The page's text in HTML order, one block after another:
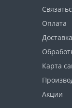
Оплата
Доставка
Карта
Акции